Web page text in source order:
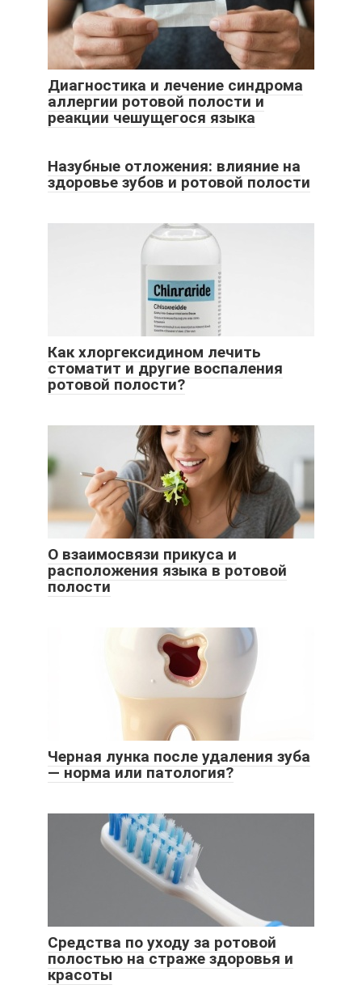
Диагностика и лечение синдрома
аллергии ротовой полости и
реакции чешущегося языка
Назубные отложения: влияние на
здоровье зубов и ротовой полости
Как хлоргексидином лечить
стоматит и другие воспаления
ротовой полости?
О взаимосвязи прикуса и
расположения языка в ротовой
полости
Черная лунка после удаления зуба
— норма или патология?
Средства по уходу за ротовой
полостью на страже здоровья и
красоты